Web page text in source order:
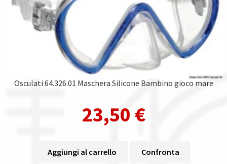
Osculati 64.326.01 Maschera Silicone Bambino gioco mare
23,50 €
Aggiungi al carrello Confronta